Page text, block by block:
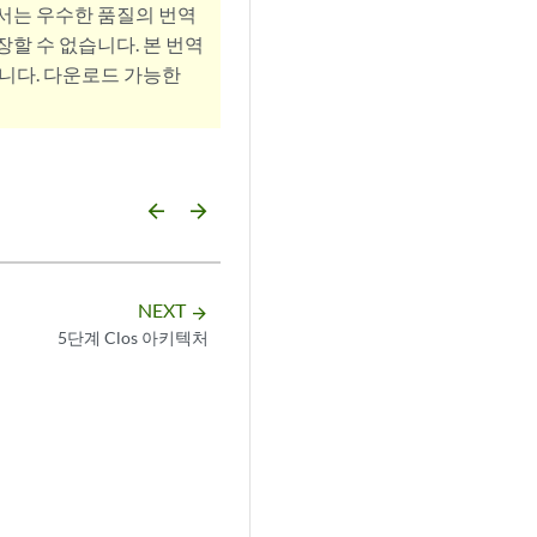
는 우수한 품질의 번역
할 수 없습니다. 본 번역
다. 다운로드 가능한
arrow_backward arrow_forward
NEXT arrow_forward
5단계 Clos 아키텍처